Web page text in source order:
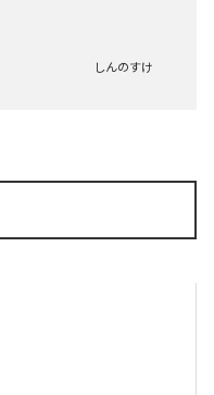
しんのすけ